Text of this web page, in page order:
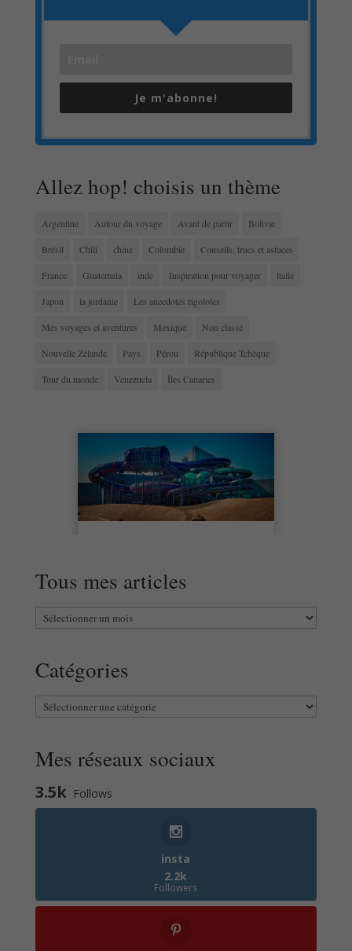
Je m'abonne!
Allez hop! choisis un thème
Argentine Autour du voyage Avant de partir Bolivie
Brésil Chili chine Colombie Conseils, trucs et astuces
France Guatemala inde Inspiration pour voyager italie
Japon la jordanie Les anecdotes rigolotes
Mes voyages et aventures Mexique Non classé
Nouvelle Zélande Pays Pérou République Tchèque
Tour du monde Venezuela Îles Canaries
Tous mes articles
Tous
Catégories
Catégories
Mes réseaux sociaux
3.5k Follows
insta
2.2k
Followers